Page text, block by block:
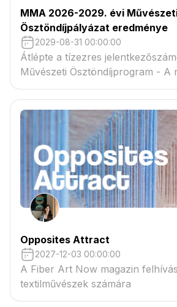
MMA 2026-2029. évi
Ösztöndíjpályázat eredménye
2029-08-31 00:00:00
Átlépte a tízezres
Művészeti Ösztöndíjprogram - A
tartaléklistás pályázók névsora
csatolmányban
Opposites Attract
2027-12-03 00:00:00
A Fiber Art Now magazin
textilművészek számára